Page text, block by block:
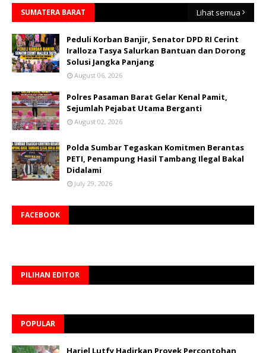
SUMATERA BARAT Lihat semua
Peduli Korban Banjir, Senator DPD RI Cerint
Iralloza Tasya Salurkan Bantuan dan Dorong
Solusi Jangka Panjang
August 06, 2026
Polres Pasaman Barat Gelar Kenal Pamit,
Sejumlah Pejabat Utama Berganti
August 02, 2026
Polda Sumbar Tegaskan Komitmen Berantas
PETI, Penampung Hasil Tambang Ilegal Bakal
Didalami
July 29, 2026
FACEBOOK
PILIHAN EDITOR
POPULAR